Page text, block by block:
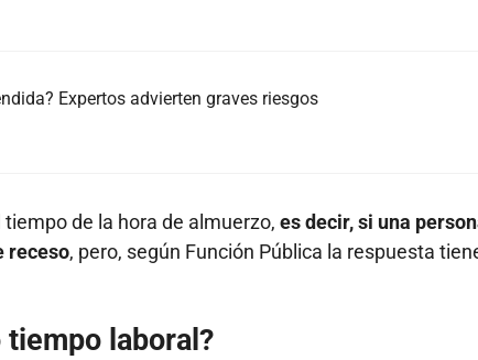
Expertos advierten graves riesgos
de la hora de almuerzo, es decir, si una
receso, pero, según Función Pública la respuesta
laboral?